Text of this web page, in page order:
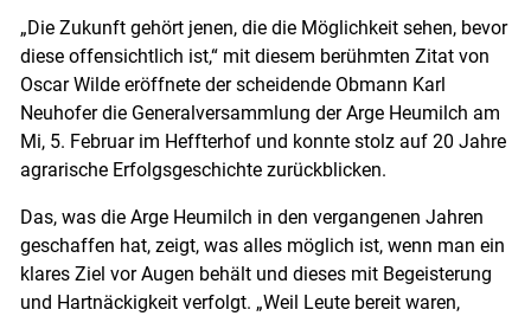
„Die Zukunft gehört jenen, die die Möglichkeit sehen, bevor
diese offensichtlich ist,“ mit diesem berühmten Zitat von
Oscar Wilde eröffnete der scheidende Obmann Karl
Neuhofer die Generalversammlung der Arge Heumilch am
Mi, 5. Februar im Heffterhof und konnte stolz auf 20 Jahre
agrarische Erfolgsgeschichte zurückblicken.
Das, was die Arge Heumilch in den vergangenen Jahren
geschaffen hat, zeigt, was alles möglich ist, wenn man ein
klares Ziel vor Augen behält und dieses mit Begeisterung
und Hartnäckigkeit verfolgt. „Weil Leute bereit waren,